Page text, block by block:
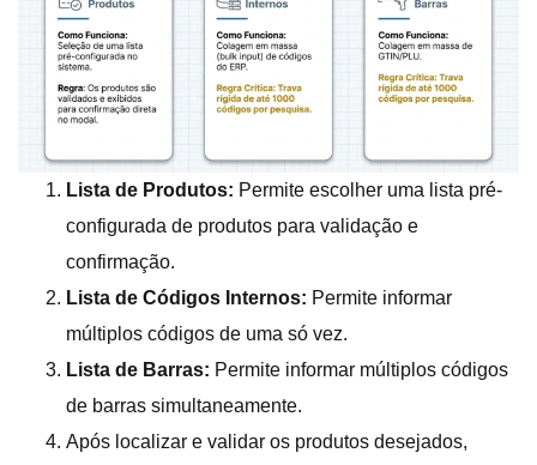
Lista de Produtos: Permite escolher uma lista pré-
configurada de produtos para validação e
confirmação.
Lista de Códigos Internos: Permite informar
múltiplos códigos de uma só vez.
Lista de Barras: Permite informar múltiplos códigos
de barras simultaneamente.
Após localizar e validar os produtos desejados,